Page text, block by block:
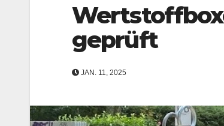
geprüft
JAN. 11, 2025